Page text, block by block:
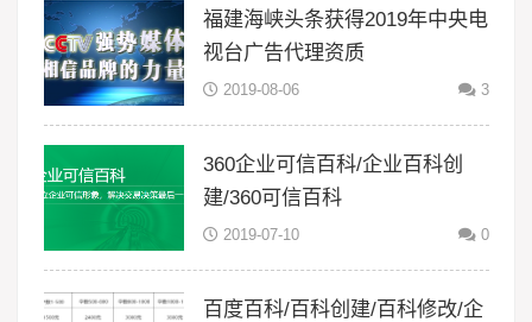
福建海峡头条获得2019年中央电
视台广告代理资质
2019-08-06 3
360企业可信百科/企业百科创
建/360可信百科
2019-07-10 0
百度百科/百科创建/百科修改/企